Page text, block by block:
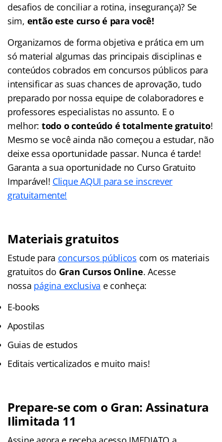
desafios de conciliar a rotina, insegurança)? Se
sim, então este curso é para você!
Organizamos de forma objetiva e prática em um
só material algumas das principais disciplinas e
conteúdos cobrados em concursos públicos para
intensificar as suas chances de aprovação, tudo
preparado por nossa equipe de colaboradores e
professores especialistas no assunto. E o
melhor: todo o conteúdo é totalmente gratuito!
Mesmo se você ainda não começou a estudar, não
deixe essa oportunidade passar. Nunca é tarde!
Garanta a sua oportunidade no Curso Gratuito
Imparável! Clique AQUI para se inscrever
gratuitamente!
Materiais gratuitos
Estude para concursos públicos com os materiais
gratuitos do Gran Cursos Online. Acesse
nossa página exclusiva e conheça:
E-books
Apostilas
Guias de estudos
Editais verticalizados e muito mais!
Prepare-se com o Gran: Assinatura
Ilimitada 11